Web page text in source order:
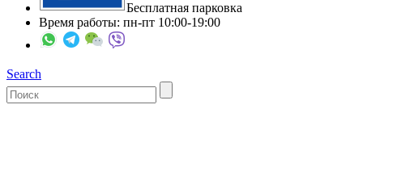
Бесплатная парковка
Время работы: пн-пт 10:00-19:00
Search